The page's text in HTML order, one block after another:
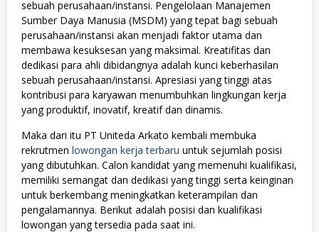
sebuah perusahaan/instansi. Pengelolaan Manajemen
Sumber Daya Manusia (MSDM) yang tepat bagi sebuah
perusahaan/instansi akan menjadi faktor utama dan
membawa kesuksesan yang maksimal. Kreatifitas dan
dedikasi para ahli dibidangnya adalah kunci keberhasilan
sebuah perusahaan/instansi. Apresiasi yang tinggi atas
kontribusi para karyawan menumbuhkan lingkungan kerja
yang produktif, inovatif, kreatif dan dinamis.
Maka dari itu PT Uniteda Arkato kembali membuka
rekrutmen lowongan kerja terbaru untuk sejumlah posisi
yang dibutuhkan. Calon kandidat yang memenuhi kualifikasi,
memiliki semangat dan dedikasi yang tinggi serta keinginan
untuk berkembang meningkatkan keterampilan dan
pengalamannya. Berikut adalah posisi dan kualifikasi
lowongan yang tersedia pada saat ini.